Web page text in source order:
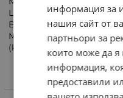
Цвят: черен
Вид: гладка
Максимално
(крушката): 75 W
информация за
нашия сайт от
партньори за
които може да я
информация,
предоставили